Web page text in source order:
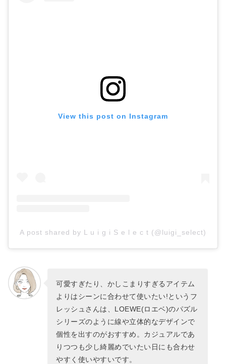
View this post on Instagram
A post shared by L u i g i S e l e c t (@luigi_select)
可愛すぎたり、かしこまりすぎるアイテム
よりはシーンに合わせて使いたい!というフ
レッシュさんは、LOEWE(ロエベ)のパズル
シリーズのように線や立体的なデザインで
個性を出すのがおすすめ。カジュアルであ
りつつも少し綺麗めでいたい日にも合わせ
やすく使いやすいです。